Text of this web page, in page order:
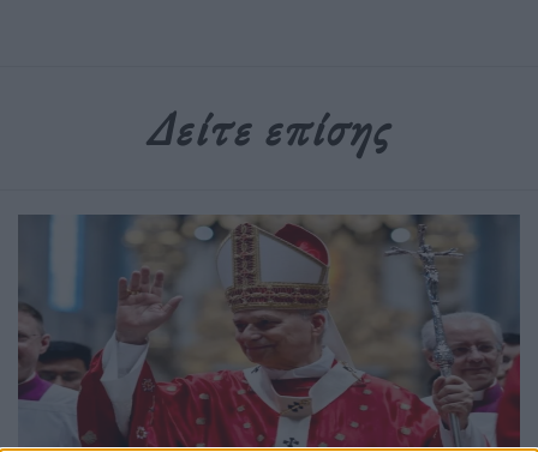
Δείτε επίσης